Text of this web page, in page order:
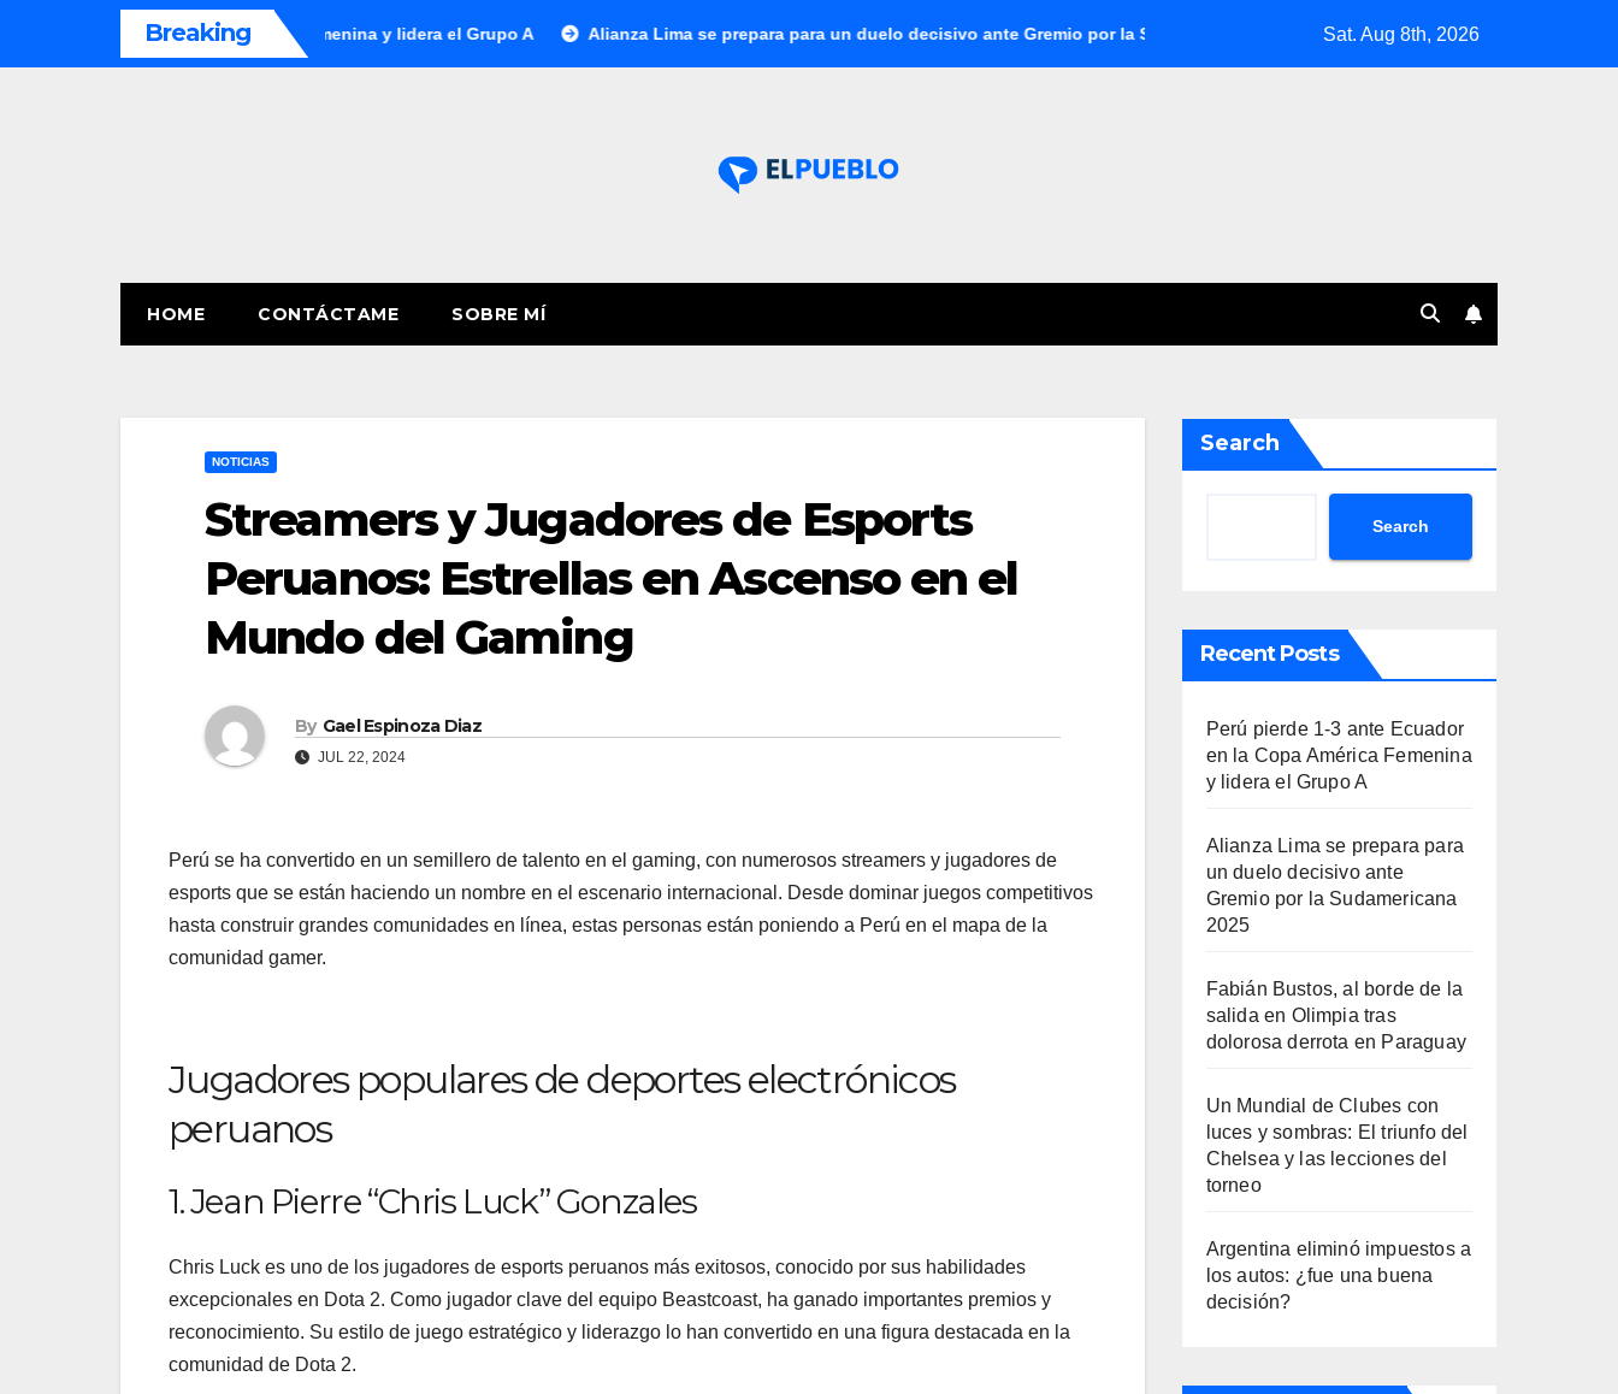
Breaking
en la Copa América Femenina y lidera el Grupo A Alianza Lima se prepara para un duelo decisivo ante Gremio por la Sudamericana 2025 Fabián Bustos, al borde de la salida en
Sat. Aug 8th, 2026
HOME CONTÁCTAME SOBRE MÍ
NOTICIAS
Streamers y Jugadores de Esports
Peruanos: Estrellas en Ascenso en el
Mundo del Gaming
By Gael Espinoza Diaz
JUL 22, 2024
Perú se ha convertido en un semillero de talento en el gaming, con numerosos streamers y jugadores de
esports que se están haciendo un nombre en el escenario internacional. Desde dominar juegos competitivos
hasta construir grandes comunidades en línea, estas personas están poniendo a Perú en el mapa de la
comunidad gamer.
Jugadores populares de deportes electrónicos
peruanos
1. Jean Pierre “Chris Luck” Gonzales
Chris Luck es uno de los jugadores de esports peruanos más exitosos, conocido por sus habilidades
excepcionales en Dota 2. Como jugador clave del equipo Beastcoast, ha ganado importantes premios y
reconocimiento. Su estilo de juego estratégico y liderazgo lo han convertido en una figura destacada en la
comunidad de Dota 2.
Search
Search
Recent Posts
Perú pierde 1-3 ante Ecuador
en la Copa América Femenina
y lidera el Grupo A
Alianza Lima se prepara para
un duelo decisivo ante
Gremio por la Sudamericana
2025
Fabián Bustos, al borde de la
salida en Olimpia tras
dolorosa derrota en Paraguay
Un Mundial de Clubes con
luces y sombras: El triunfo del
Chelsea y las lecciones del
torneo
Argentina eliminó impuestos a
los autos: ¿fue una buena
decisión?